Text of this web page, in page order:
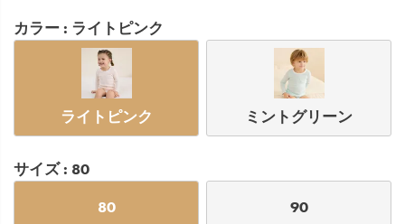
カラー ライトピンク
ライトピンク ミントグリーン
サイズ 80
80 90